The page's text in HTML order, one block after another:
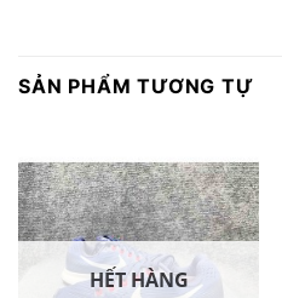
SẢN PHẨM TƯƠNG TỰ
HẾT HÀNG